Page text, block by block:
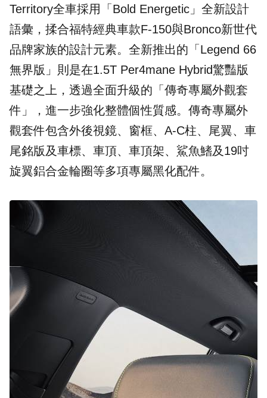
Territory全車採用「Bold Energetic」全新設計
語彙，揉合福特經典車款F-150與Bronco新世代
品牌家族的設計元素。全新推出的「Legend 66
無界版」則是在1.5T Per4mane Hybrid驚豔版
基礎之上，透過全面升級的「傳奇專屬外觀套
件」，進一步強化整體個性質感。傳奇專屬外
觀套件包含外後視鏡、窗框、A-C柱、尾翼、車
尾銘版及車標、車頂、車頂架、鯊魚鰭及19吋
旋翼鋁合金輪圈等多項專屬黑化配件。